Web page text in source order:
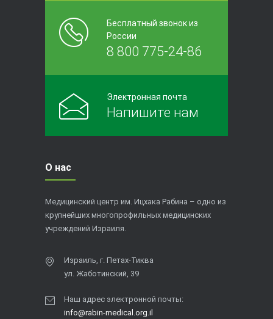
Бесплатный звонок из
России
8 800 775-24-86
Электронная почта
Напишите нам
О нас
Медицинский центр им. Ицхака Рабина – одно из
крупнейших многопрофильных медицинских
учреждений Израиля.
Израиль, г. Петах-Тиква
ул. Жаботинский, 39
Наш адрес электронной почты:
info@rabin-medical.org.il